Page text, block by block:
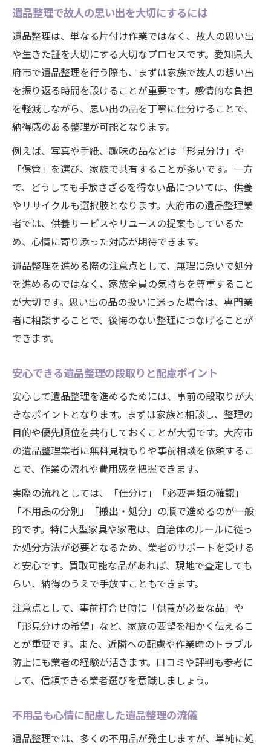
遺品整理で故人の思い出を大切にするには
遺品整理は、単なる片付け作業ではなく、故人の思い出
や生きた証を大切にする大切なプロセスです。愛知県大
府市で遺品整理を行う際も、まずは家族で故人の想い出
を振り返る時間を設けることが重要です。感情的な負担
を軽減しながら、思い出の品を丁寧に仕分けることで、
納得感のある整理が可能となります。
例えば、写真や手紙、趣味の品などは「形見分け」や
「保管」を選び、家族で共有することが多いです。一方
で、どうしても手放さざるを得ない品については、供養
やリサイクルも選択肢となります。大府市の遺品整理業
者では、供養サービスやリユースの提案もしているた
め、心情に寄り添った対応が期待できます。
遺品整理を進める際の注意点として、無理に急いで処分
を進めるのではなく、家族全員の気持ちを尊重すること
が大切です。思い出の品の扱いに迷った場合は、専門業
者に相談することで、後悔のない整理につなげることが
できます。
安心できる遺品整理の段取りと配慮ポイント
安心して遺品整理を進めるためには、事前の段取りが大
きなポイントとなります。まずは家族と相談し、整理の
目的や優先順位を共有しておくことが大切です。大府市
の遺品整理業者に無料見積もりや事前相談を依頼するこ
とで、作業の流れや費用感を把握できます。
実際の流れとしては、「仕分け」「必要書類の確認」
「不用品の分別」「搬出・処分」の順で進めるのが一般
的です。特に大型家具や家電は、自治体のルールに従っ
た処分方法が必要となるため、業者のサポートを受ける
と安心です。買取可能な品があれば、現地で査定しても
らい、納得のうえで手放すこともできます。
注意点として、事前打合せ時に「供養が必要な品」や
「形見分けの希望」など、家族の要望を細かく伝えるこ
とが重要です。また、近隣への配慮や作業時のトラブル
防止にも業者の経験が活きます。口コミや評判も参考に
して、信頼できる業者選びを意識しましょう。
不用品も心情に配慮した遺品整理の流儀
遺品整理では、多くの不用品が発生しますが、単純に処